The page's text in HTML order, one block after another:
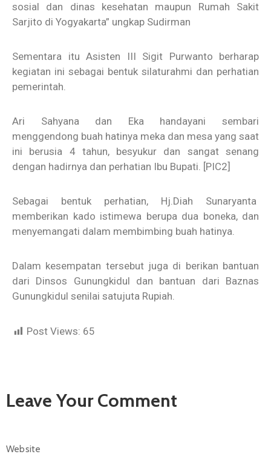
sosial dan dinas kesehatan maupun Rumah Sakit
Sarjito di Yogyakarta” ungkap Sudirman
Sementara itu Asisten III Sigit Purwanto berharap
kegiatan ini sebagai bentuk silaturahmi dan perhatian
pemerintah.
Ari Sahyana dan Eka handayani sembari
menggendong buah hatinya meka dan mesa yang saat
ini berusia 4 tahun, besyukur dan sangat senang
dengan hadirnya dan perhatian Ibu Bupati. [PIC2]
Sebagai bentuk perhatian, Hj.Diah Sunaryanta
memberikan kado istimewa berupa dua boneka, dan
menyemangati dalam membimbing buah hatinya.
Dalam kesempatan tersebut juga di berikan bantuan
dari Dinsos Gunungkidul dan bantuan dari Baznas
Gunungkidul senilai satujuta Rupiah.
Post Views: 65
Leave Your Comment